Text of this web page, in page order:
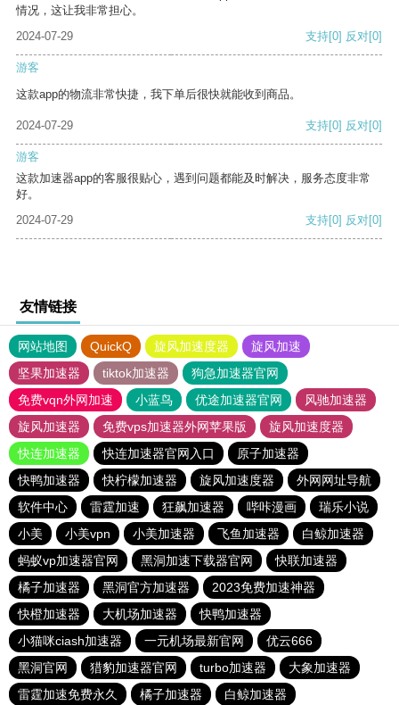
情况，这让我非常担心。
2024-07-29
支持[0] 反对[0]
游客
这款app的物流非常快捷，我下单后很快就能收到商品。
2024-07-29 支持[0] 反对[0]
游客
这款加速器app的客服很贴心，遇到问题都能及时解决，服务态度非常
好。
2024-07-29
支持[0] 反对[0]
友情链接
网站地图 QuickQ 旋风加速度器
旋风加速
坚果加速器
tiktok加速器
狗急加速器官网
免费vqn外网加速
小蓝鸟 优途加速器官网
风驰加速器
旋风加速器
免费vps加速器外网苹果版
旋风加速度器
快连加速器
快连加速器官网入口
原子加速器
快鸭加速器
快柠檬加速器 旋风加速度器
外网网址导航
软件中心
雷霆加速 狂飙加速器 哔咔漫画
瑞乐小说
小美
小美vpn 小美加速器 飞鱼加速器
白鲸加速器
蚂蚁vp加速器官网
黑洞加速下载器官网
快联加速器
橘子加速器
黑洞官方加速器
2023免费加速神器
快橙加速器
大机场加速器
快鸭加速器
小猫咪ciash加速器
一元机场最新官网
优云666
黑洞官网
猎豹加速器官网 turbo加速器
大象加速器
雷霆加速免费永久
橘子加速器 白鲸加速器